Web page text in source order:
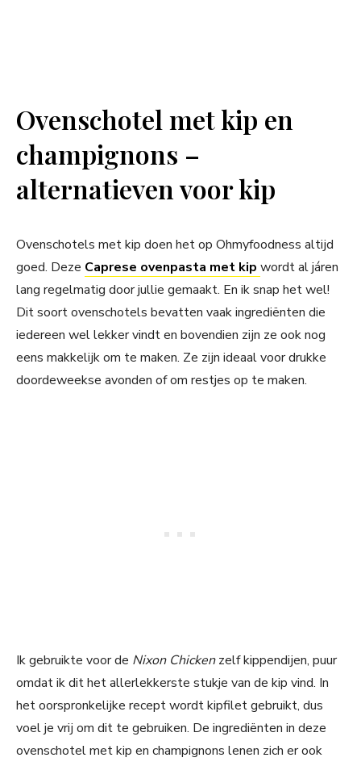
Ovenschotel met kip en
champignons –
alternatieven voor kip
Ovenschotels met kip doen het op Ohmyfoodness altijd
goed. Deze Caprese ovenpasta met kip wordt al járen
lang regelmatig door jullie gemaakt. En ik snap het wel!
Dit soort ovenschotels bevatten vaak ingrediënten die
iedereen wel lekker vindt en bovendien zijn ze ook nog
eens makkelijk om te maken. Ze zijn ideaal voor drukke
doordeweekse avonden of om restjes op te maken.
Ik gebruikte voor de Nixon Chickenzelf kippendijen, puur
omdat ik dit het allerlekkerste stukje van de kip vind. In
het oorspronkelijke recept wordt kipfilet gebruikt, dus
voel je vrij om dit te gebruiken. De ingrediënten in deze
ovenschotel met kip en champignons lenen zich er ook